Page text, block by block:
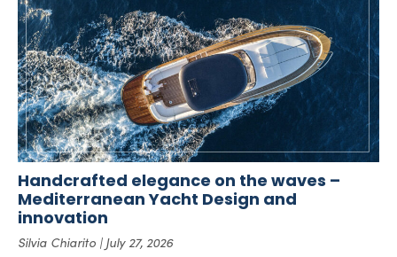
Handcrafted elegance on the waves –
Mediterranean Yacht Design and
innovation
Silvia Chiarito July 27, 2026